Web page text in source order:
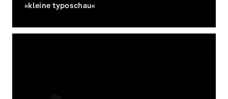
»kleine typoschau«